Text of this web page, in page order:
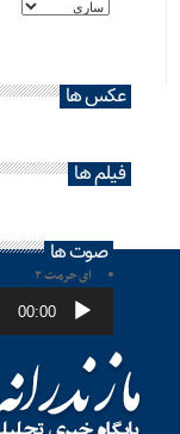
عکس ها
فیلم ها
صوت ها
ای حرمت ۲
پخش‌کننده
صوت 00:00